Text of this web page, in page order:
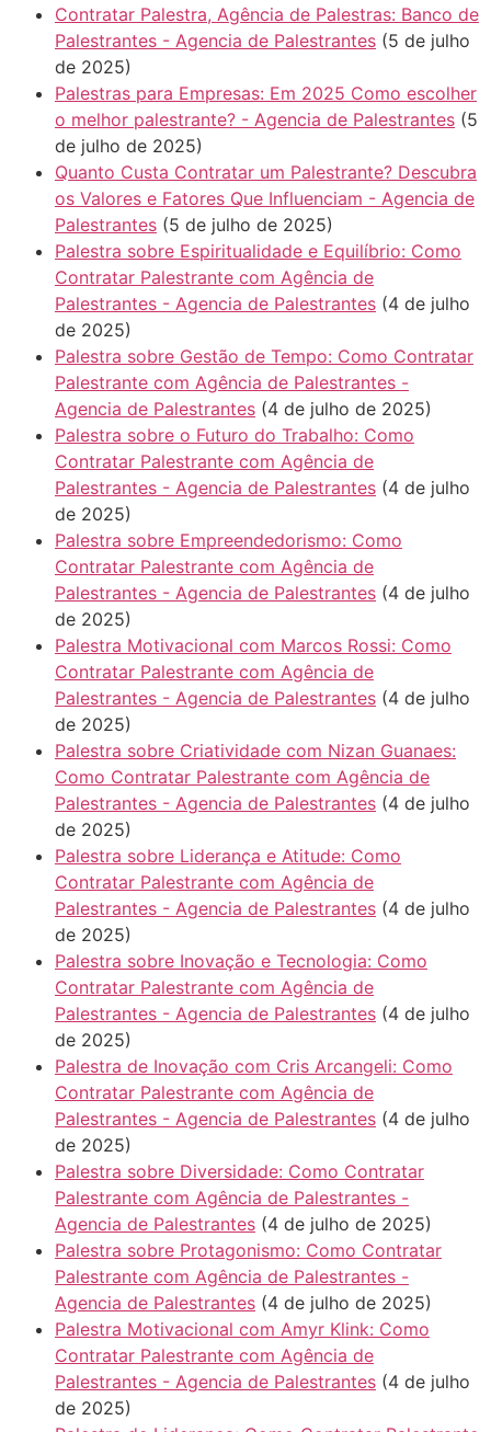
Contratar Palestra, Agência de Palestras: Banco de
Palestrantes - Agencia de Palestrantes (5 de julho
de 2025)
Palestras para Empresas: Em 2025 Como escolher
o melhor palestrante? - Agencia de Palestrantes (5
de julho de 2025)
Quanto Custa Contratar um Palestrante? Descubra
os Valores e Fatores Que Influenciam - Agencia de
Palestrantes (5 de julho de 2025)
Palestra sobre Espiritualidade e Equilíbrio: Como
Contratar Palestrante com Agência de
Palestrantes - Agencia de Palestrantes (4 de julho
de 2025)
Palestra sobre Gestão de Tempo: Como Contratar
Palestrante com Agência de Palestrantes -
Agencia de Palestrantes (4 de julho de 2025)
Palestra sobre o Futuro do Trabalho: Como
Contratar Palestrante com Agência de
Palestrantes - Agencia de Palestrantes (4 de julho
de 2025)
Palestra sobre Empreendedorismo: Como
Contratar Palestrante com Agência de
Palestrantes - Agencia de Palestrantes (4 de julho
de 2025)
Palestra Motivacional com Marcos Rossi: Como
Contratar Palestrante com Agência de
Palestrantes - Agencia de Palestrantes (4 de julho
de 2025)
Palestra sobre Criatividade com Nizan Guanaes:
Como Contratar Palestrante com Agência de
Palestrantes - Agencia de Palestrantes (4 de julho
de 2025)
Palestra sobre Liderança e Atitude: Como
Contratar Palestrante com Agência de
Palestrantes - Agencia de Palestrantes (4 de julho
de 2025)
Palestra sobre Inovação e Tecnologia: Como
Contratar Palestrante com Agência de
Palestrantes - Agencia de Palestrantes (4 de julho
de 2025)
Palestra de Inovação com Cris Arcangeli: Como
Contratar Palestrante com Agência de
Palestrantes - Agencia de Palestrantes (4 de julho
de 2025)
Palestra sobre Diversidade: Como Contratar
Palestrante com Agência de Palestrantes -
Agencia de Palestrantes (4 de julho de 2025)
Palestra sobre Protagonismo: Como Contratar
Palestrante com Agência de Palestrantes -
Agencia de Palestrantes (4 de julho de 2025)
Palestra Motivacional com Amyr Klink: Como
Contratar Palestrante com Agência de
Palestrantes - Agencia de Palestrantes (4 de julho
de 2025)